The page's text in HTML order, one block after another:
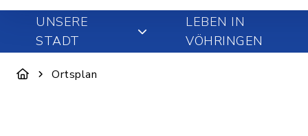
UNSERE
STADT
LEBEN IN
VÖHRINGEN
Ortsplan